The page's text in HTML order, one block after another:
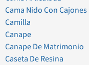
Cama Nido Con Cajones
Camilla
Canape
Canape De Matrimonio
Caseta De Resina